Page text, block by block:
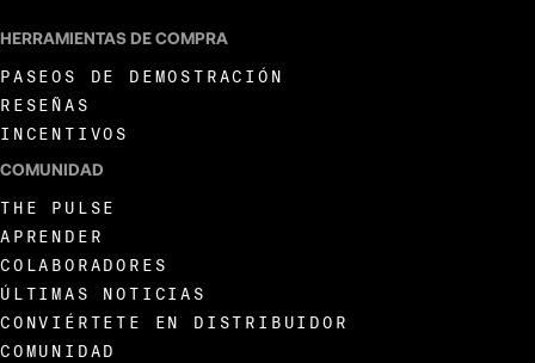
HERRAMIENTAS DE COMPRA
PASEOS DE DEMOSTRACIÓN
RESEÑAS
INCENTIVOS
COMUNIDAD
THE PULSE
APRENDER
COLABORADORES
ÚLTIMAS NOTICIAS
CONVIÉRTETE EN DISTRIBUIDOR
COMUNIDAD